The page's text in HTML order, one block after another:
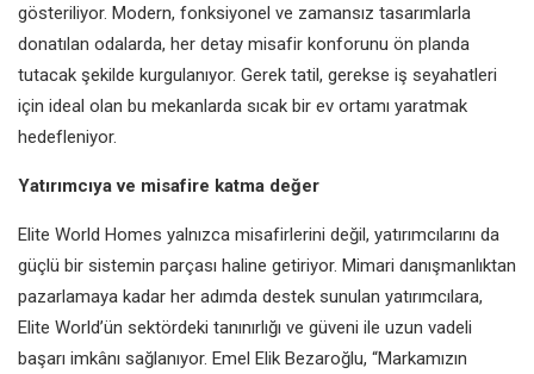
gösteriliyor. Modern, fonksiyonel ve zamansız tasarımlarla
donatılan odalarda, her detay misafir konforunu ön planda
tutacak şekilde kurgulanıyor. Gerek tatil, gerekse iş seyahatleri
için ideal olan bu mekanlarda sıcak bir ev ortamı yaratmak
hedefleniyor.
Yatırımcıya ve misafire katma değer
Elite World Homes yalnızca misafirlerini değil, yatırımcılarını da
güçlü bir sistemin parçası haline getiriyor. Mimari danışmanlıktan
pazarlamaya kadar her adımda destek sunulan yatırımcılara,
Elite World’ün sektördeki tanınırlığı ve güveni ile uzun vadeli
başarı imkânı sağlanıyor. Emel Elik Bezaroğlu, “Markamızın